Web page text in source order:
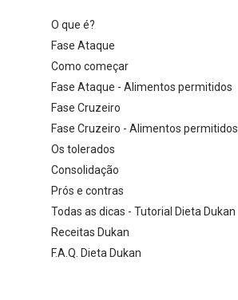
O que é?
Fase Ataque
Como começar
Fase Ataque - Alimentos permitidos
Fase Cruzeiro
Fase Cruzeiro - Alimentos permitidos
Os tolerados
Consolidação
Prós e contras
Todas as dicas - Tutorial Dieta Dukan
Receitas Dukan
F.A.Q. Dieta Dukan